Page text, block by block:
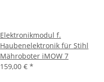
Elektronikmodul f.
Haubenelektronik für Stihl
Mähroboter iMOW 7
159,00 € *